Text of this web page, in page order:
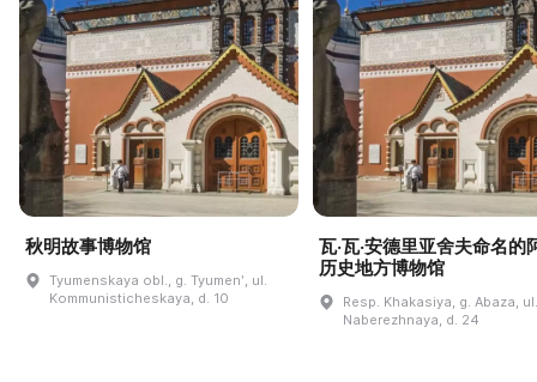
秋明故事博物馆
Tyumenskaya obl., g. Tyumenʹ, ul.
Kommunisticheskaya, d. 10
瓦·瓦·安德里亚舍夫命名的
历史地方博物馆
Resp. Khakasiya, g. Abaza, ul.
Naberezhnaya, d. 24